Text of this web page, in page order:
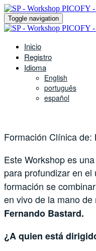
Toggle navigation
Inicio
Registro
Idioma
English
português
español
Formación Clínica de:
Este Workshop es
para profundizar en el
formación se
en vivo de la mano de
Fernando Bastard.
¿A quien está